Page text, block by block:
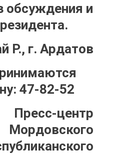
обсуждения и
Р., г. Ардатов
47-82-52
Пресс-центр
Мордовского